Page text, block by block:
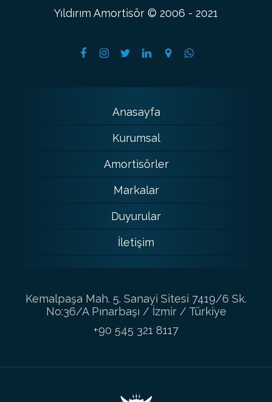
Yıldırım Amortisör © 2006 - 2021
Anasayfa
Kurumsal
Amortisörler
Markalar
Duyurular
İletişim
Kemalpaşa Mah. 5. Sanayi Sitesi 7419/6 Sk.
No:36/A Pınarbaşı / İzmir / Türkiye
+90 545 321 8117